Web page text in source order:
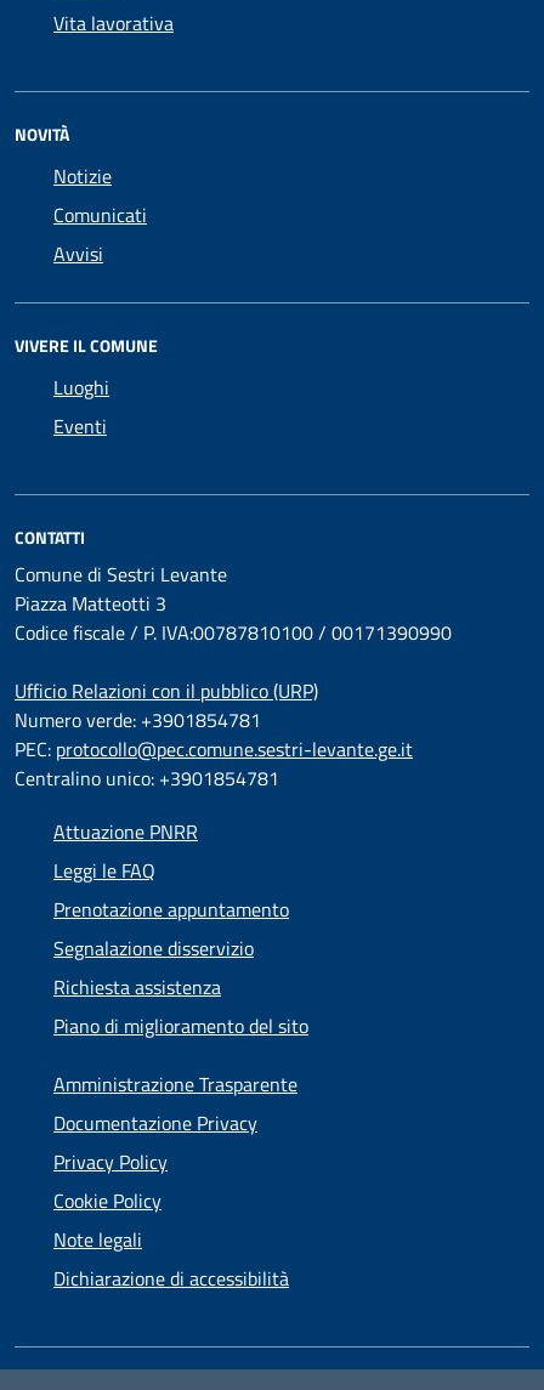
Vita lavorativa
NOVITÀ
Notizie
Comunicati
Avvisi
VIVERE IL COMUNE
Luoghi
Eventi
CONTATTI
Comune di Sestri Levante
Piazza Matteotti 3
Codice fiscale / P. IVA:00787810100 / 00171390990
Ufficio Relazioni con il pubblico (URP)
Numero verde: +3901854781
PEC: protocollo@pec.comune.sestri-levante.ge.it
Centralino unico: +3901854781
Attuazione PNRR
Leggi le FAQ
Prenotazione appuntamento
Segnalazione disservizio
Richiesta assistenza
Piano di miglioramento del sito
Amministrazione Trasparente
Documentazione Privacy
Privacy Policy
Cookie Policy
Note legali
Dichiarazione di accessibilità